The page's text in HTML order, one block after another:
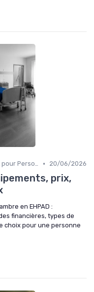
EHPAD (Établissements d'Hébergement pour Personnes Âgées Dépendantes) • 20/06/2026
prix,
en EHPAD :
financières, types de
choix pour une personne